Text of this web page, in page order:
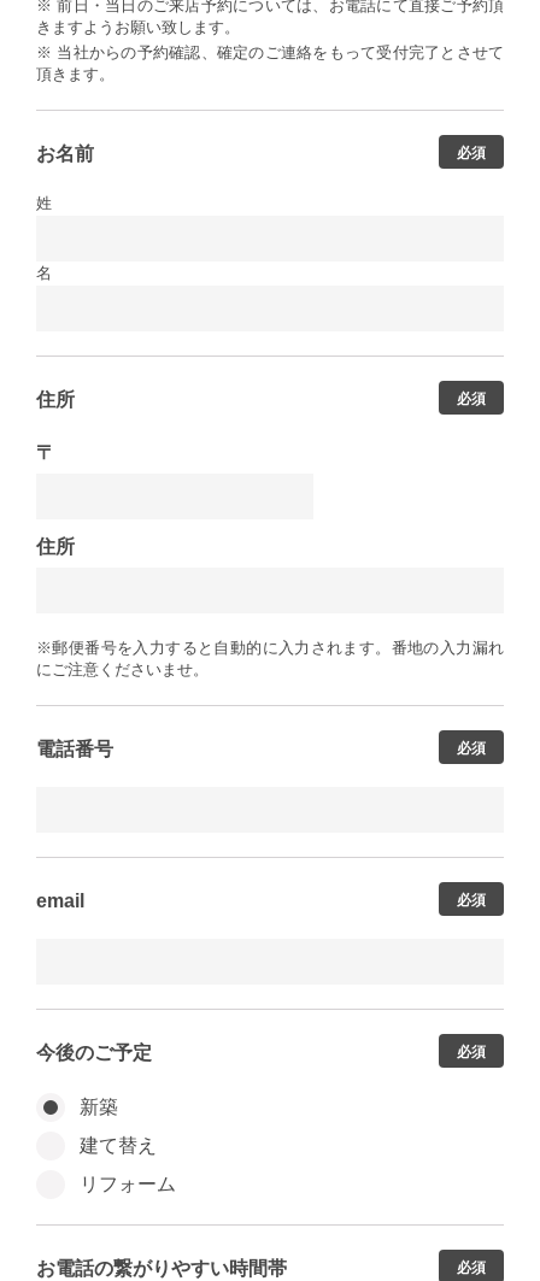
※ 前日・当日のご来店予約については、お電話にて直接ご予約頂
きますようお願い致します。
※ 当社からの予約確認、確定のご連絡をもって受付完了とさせて
頂きます。
お名前 必須
姓
名
住所 必須
〒
住所
※郵便番号を入力すると自動的に入力されます。番地の入力漏れ
にご注意くださいませ。
電話番号 必須
email 必須
今後のご予定 必須
新築
建て替え
リフォーム
お電話の繋がりやすい時間帯 必須